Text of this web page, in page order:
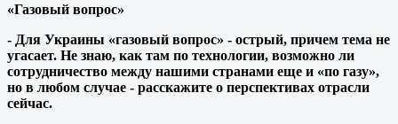
«Газовый вопрос»
- Для Украины «газовый вопрос» - острый, причем тема не
угасает. Не знаю, как там по технологии, возможно ли
сотрудничество между нашими странами еще и «по газу»,
но в любом случае - расскажите о перспективах отрасли
сейчас.